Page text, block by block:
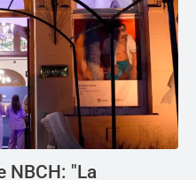
NBCH: "La